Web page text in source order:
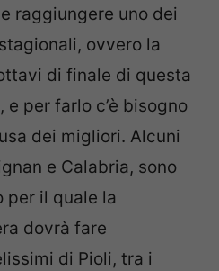
raggiungere uno dei
ovvero la
di finale di questa
e per farlo c’è bisogno
dei migliori. Alcuni
e Calabria, sono
per il quale la
dovrà fare
di Pioli, tra i